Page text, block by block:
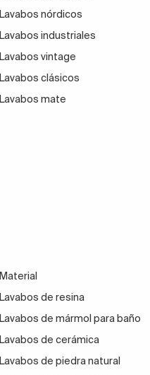
Lavabos nórdicos
Lavabos industriales
Lavabos vintage
Lavabos clásicos
Lavabos mate
Material
Lavabos de resina
Lavabos de mármol para baño
Lavabos de cerámica
Lavabos de piedra natural